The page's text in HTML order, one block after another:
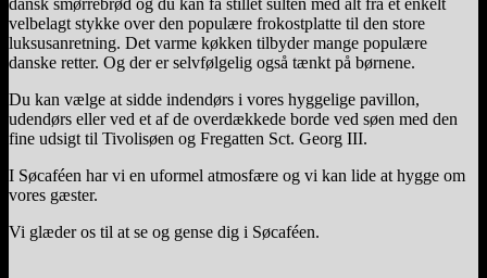
velbelagt stykke over den populære frokostplatte til den store
luksusanretning. Det varme køkken tilbyder mange populære
danske retter. Og der er selvfølgelig også tænkt på børnene.
Du kan vælge at sidde indendørs i vores hyggelige pavillon,
udendørs eller ved et af de overdækkede borde ved søen med den
fine udsigt til Tivolisøen og Fregatten Sct. Georg III.
I Søcaféen har vi en uformel atmosfære og vi kan lide at hygge om
vores gæster.
Vi glæder os til at se og gense dig i Søcaféen.